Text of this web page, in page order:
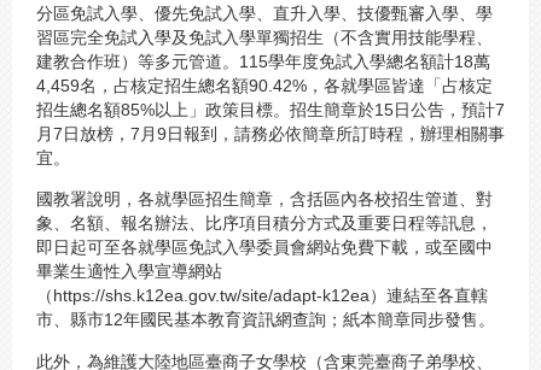
分區免試入學、優先免試入學、直升入學、技優甄審入學、學
習區完全免試入學及免試入學單獨招生（不含實用技能學程、
建教合作班）等多元管道。115學年度免試入學總名額計18萬
4,459名，占核定招生總名額90.42%，各就學區皆達「占核定
招生總名額85%以上」政策目標。招生簡章於15日公告，預計7
月7日放榜，7月9日報到，請務必依簡章所訂時程，辦理相關事
宜。
國教署說明，各就學區招生簡章，含括區內各校招生管道、對
象、名額、報名辦法、比序項目積分方式及重要日程等訊息，
即日起可至各就學區免試入學委員會網站免費下載，或至國中
畢業生適性入學宣導網站
（https://shs.k12ea.gov.tw/site/adapt-k12ea）連結至各直轄
市、縣市12年國民基本教育資訊網查詢；紙本簡章同步發售。
此外，為維護大陸地區臺商子女學校（含東莞臺商子弟學校、